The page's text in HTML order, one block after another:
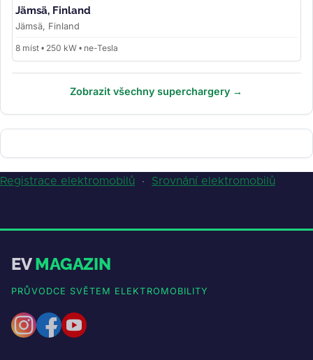
Jämsä, Finland
Jämsä, Finland
8 míst • 250 kW • ne-Tesla
Zobrazit všechny superchargery →
Registrace elektromobilů · Srovnání elektromobilů
EVMAGAZIN
PRŮVODCE SVĚTEM ELEKTROMOBILITY